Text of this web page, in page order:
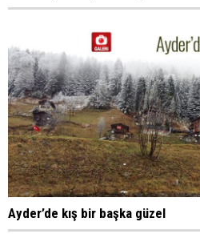
Ayder’de kış bir başka güzel